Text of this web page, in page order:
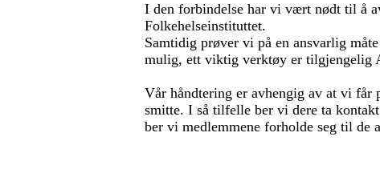
I den forbindelse har vi vært nødt til å
Folkehelseinstituttet.
Samtidig prøver vi på en ansvarlig
mulig, ett viktig verktøy er tilgjengelig
Vår håndtering er avhengig av at vi får
smitte. I så tilfelle ber vi dere ta
ber vi medlemmene forholde seg til de